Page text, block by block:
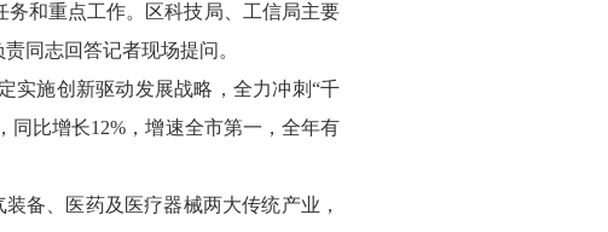
和重点工作。区科技局、工信局主要
同志回答记者现场提问。
实施创新驱动发展战略，全力冲刺“千
同比增长12%，增速全市第一，全年有
备、医药及医疗器械两大传统产业，